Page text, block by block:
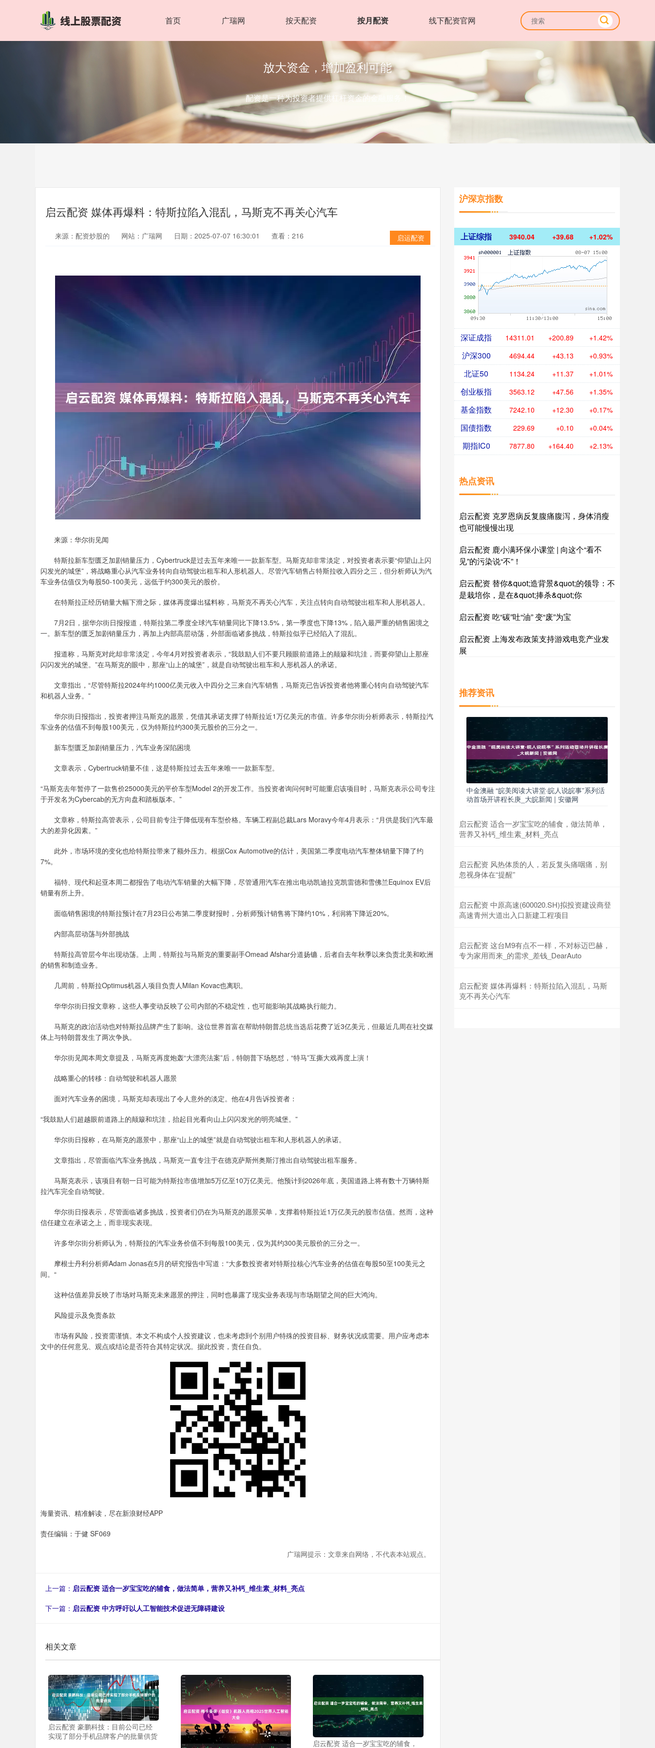
首页 广瑞网 按天配资 按月配资 线下配资官网
放大资金，增加盈利可能
配资是一种为投资者提供杠杆资金的金融服务！
启云配资 媒体再爆料：特斯拉陷入混乱，马斯克不再关心汽车
启运配资
来源：配资炒股的 网站：广瑞网 日期：2025-07-07 16:30:01 查看：216
来源：华尔街见闻
特斯拉新车型匮乏加剧销量压力，Cybertruck是过去五年来唯一一款新车型。马斯克却非常淡定，对投资者表示要“仰望山上闪
闪发光的城堡”，将战略重心从汽车业务转向自动驾驶出租车和人形机器人。尽管汽车销售占特斯拉收入四分之三，但分析师认为汽
车业务估值仅为每股50-100美元，远低于约300美元的股价。
在特斯拉正经历销量大幅下滑之际，媒体再度爆出猛料称，马斯克不再关心汽车，关注点转向自动驾驶出租车和人形机器人。
7月2日，据华尔街日报报道，特斯拉第二季度全球汽车销量同比下降13.5%，第一季度也下降13%，陷入最严重的销售困境之
一。新车型的匮乏加剧销量压力，再加上内部高层动荡，外部面临诸多挑战，特斯拉似乎已经陷入了混乱。
报道称，马斯克对此却非常淡定，今年4月对投资者表示，“我鼓励人们不要只顾眼前道路上的颠簸和坑洼，而要仰望山上那座
闪闪发光的城堡。”在马斯克的眼中，那座“山上的城堡”，就是自动驾驶出租车和人形机器人的承诺。
文章指出，“尽管特斯拉2024年约1000亿美元收入中四分之三来自汽车销售，马斯克已告诉投资者他将重心转向自动驾驶汽车
和机器人业务。”
华尔街日报指出，投资者押注马斯克的愿景，凭借其承诺支撑了特斯拉近1万亿美元的市值。许多华尔街分析师表示，特斯拉汽
车业务的估值不到每股100美元，仅为特斯拉约300美元股价的三分之一。
新车型匮乏加剧销量压力，汽车业务深陷困境
文章表示，Cybertruck销量不佳，这是特斯拉过去五年来唯一一款新车型。
“马斯克去年暂停了一款售价25000美元的平价车型Model 2的开发工作。当投资者询问何时可能重启该项目时，马斯克表示公司专注
于开发名为Cybercab的无方向盘和踏板版本。”
文章称，特斯拉高管表示，公司目前专注于降低现有车型价格。车辆工程副总裁Lars Moravy今年4月表示：“月供是我们汽车最
大的差异化因素。”
此外，市场环境的变化也给特斯拉带来了额外压力。根据Cox Automotive的估计，美国第二季度电动汽车整体销量下降了约
7%。
福特、现代和起亚本周二都报告了电动汽车销量的大幅下降，尽管通用汽车在推出电动凯迪拉克凯雷德和雪佛兰Equinox EV后
销量有所上升。
面临销售困境的特斯拉预计在7月23日公布第二季度财报时，分析师预计销售将下降约10%，利润将下降近20%。
内部高层动荡与外部挑战
特斯拉高管层今年出现动荡。上周，特斯拉与马斯克的重要副手Omead Afshar分道扬镳，后者自去年秋季以来负责北美和欧洲
的销售和制造业务。
几周前，特斯拉Optimus机器人项目负责人Milan Kovac也离职。
华华尔街日报文章称，这些人事变动反映了公司内部的不稳定性，也可能影响其战略执行能力。
马斯克的政治活动也对特斯拉品牌产生了影响。这位世界首富在帮助特朗普总统当选后花费了近3亿美元，但最近几周在社交媒
体上与特朗普发生了两次争执。
华尔街见闻本周文章提及，马斯克再度炮轰“大漂亮法案”后，特朗普下场怒怼，“特马”互撕大戏再度上演！
战略重心的转移：自动驾驶和机器人愿景
面对汽车业务的困境，马斯克却表现出了令人意外的淡定。他在4月告诉投资者：
“我鼓励人们超越眼前道路上的颠簸和坑洼，抬起目光看向山上闪闪发光的明亮城堡。”
华尔街日报称，在马斯克的愿景中，那座“山上的城堡”就是自动驾驶出租车和人形机器人的承诺。
文章指出，尽管面临汽车业务挑战，马斯克一直专注于在德克萨斯州奥斯汀推出自动驾驶出租车服务。
马斯克表示，该项目有朝一日可能为特斯拉市值增加5万亿至10万亿美元。他预计到2026年底，美国道路上将有数十万辆特斯
拉汽车完全自动驾驶。
华尔街日报表示，尽管面临诸多挑战，投资者们仍在为马斯克的愿景买单，支撑着特斯拉近1万亿美元的股市估值。然而，这种
信任建立在承诺之上，而非现实表现。
许多华尔街分析师认为，特斯拉的汽车业务价值不到每股100美元，仅为其约300美元股价的三分之一。
摩根士丹利分析师Adam Jonas在5月的研究报告中写道：“大多数投资者对特斯拉核心汽车业务的估值在每股50至100美元之
间。“
这种估值差异反映了市场对马斯克未来愿景的押注，同时也暴露了现实业务表现与市场期望之间的巨大鸿沟。
风险提示及免责条款
市场有风险，投资需谨慎。本文不构成个人投资建议，也未考虑到个别用户特殊的投资目标、财务状况或需要。用户应考虑本
文中的任何意见、观点或结论是否符合其特定状况。据此投资，责任自负。
海量资讯、精准解读，尽在新浪财经APP
责任编辑：于健 SF069
广瑞网提示：文章来自网络，不代表本站观点。
上一篇： 启云配资 适合一岁宝宝吃的辅食，做法简单，营养又补钙_维生素_材料_亮点
下一篇： 启云配资 中方呼吁以人工智能技术促进无障碍建设
相关文章
启云配资 豪鹏科技：目前公司已经
实现了部分手机品牌客户的批量供货
启云配资 适合一岁宝宝吃的辅食，
沪深京指数
上证综指 3940.04 +39.68 +1.02%
深证成指 14311.01 +200.89 +1.42%
沪深300 4694.44 +43.13 +0.93%
北证50 1134.24 +11.37 +1.01%
创业板指 3563.12 +47.56 +1.35%
基金指数 7242.10 +12.30 +0.17%
国债指数 229.69 +0.10 +0.04%
期指IC0 7877.80 +164.40 +2.13%
热点资讯
启云配资 克罗恩病反复腹痛腹泻，身体消瘦
也可能慢慢出现
启云配资 鹿小满环保小课堂 | 向这个“看不
见”的污染说“不”！
启云配资 替你&quot;造背景&quot;的领导：不
是栽培你，是在&quot;捧杀&quot;你
启云配资 吃“碳”吐“油” 变“废”为宝
启云配资 上海发布政策支持游戏电竞产业发
展
推荐资讯
中金澳融 “皖美阅读大讲堂·皖人说皖事”系列活
动首场开讲程长庚_大皖新闻 | 安徽网
启云配资 适合一岁宝宝吃的辅食，做法简单，
营养又补钙_维生素_材料_亮点
启云配资 风热体质的人，若反复头痛咽痛，别
忽视身体在“提醒”
启云配资 中原高速(600020.SH)拟投资建设商登
高速青州大道出入口新建工程项目
启云配资 这台M9有点不一样，不对标迈巴赫，
专为家用而来_的需求_差钱_DearAuto
启云配资 媒体再爆料：特斯拉陷入混乱，马斯
克不再关心汽车